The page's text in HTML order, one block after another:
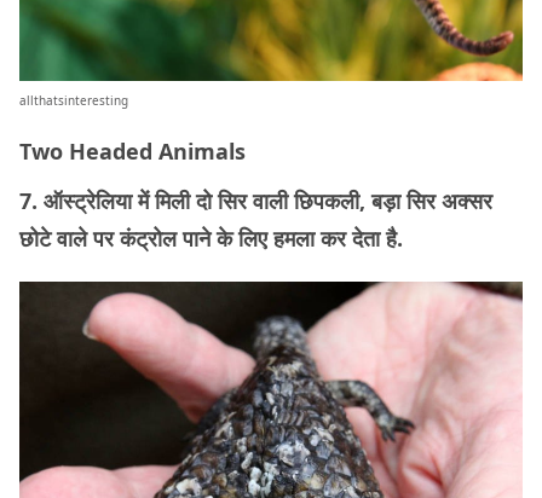
allthatsinteresting
Two Headed Animals
7. ऑस्ट्रेलिया में मिली दो सिर वाली छिपकली, बड़ा सिर अक्सर
छोटे वाले पर कंट्रोल पाने के लिए हमला कर देता है.